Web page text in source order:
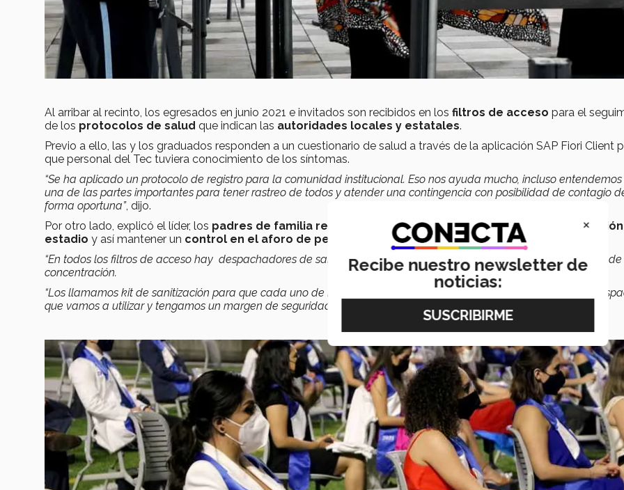
Al arribar al recinto, los egresados en junio 2021 e invitados son recibidos en los filtros de acceso para el
de los protocolos de salud que indican las autoridades locales y estatales.
Previo a ello, las y los graduados responden a un cuestionario de salud a través de la aplicación SAP Fiori Client
que personal del Tec tuviera conocimiento de los síntomas.
“Se ha aplicado un protocolo de registro para la comunidad institucional. Eso nos ayuda mucho, incluso entendemos
una de las partes importantes para tener rastreo de todos y atender una contingencia con posibilidad de contagio
forma oportuna”, dijo.
Por otro lado, explicó el líder, los padres de familia recibieron un código QR de invitación
estadio y así mantener un control en el aforo de personas
en el recinto.
“En todos los filtros de acceso hay despachadores de sanitizantes para manos que cumplen con esos elementos de
concentración.
“Los llamamos kit de sanitización para que cada uno de nosotros como comunidad hagamos el proceso de los
que vamos a utilizar y tengamos un margen de seguridad todavía mayor
×
Recibe nuestro newsletter de
noticias: